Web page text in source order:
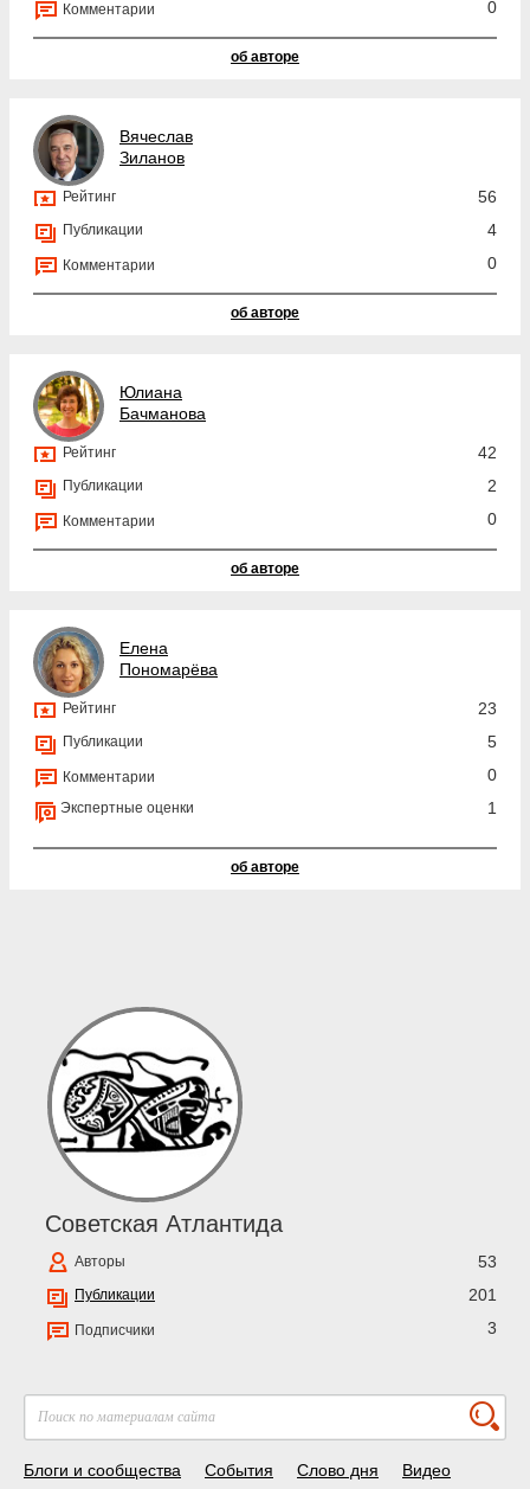
Комментарии 0
об авторе
Вячеслав
Зиланов
Рейтинг 56
Публикации 4
Комментарии 0
об авторе
Юлиана
Бачманова
Рейтинг 42
Публикации 2
Комментарии 0
об авторе
Елена
Пономарёва
Рейтинг 23
Публикации 5
Комментарии 0
Экспертные оценки 1
об авторе
Советская Атлантида
Авторы 53
Публикации 201
Подписчики 3
Блоги и сообщества События Слово дня Видео